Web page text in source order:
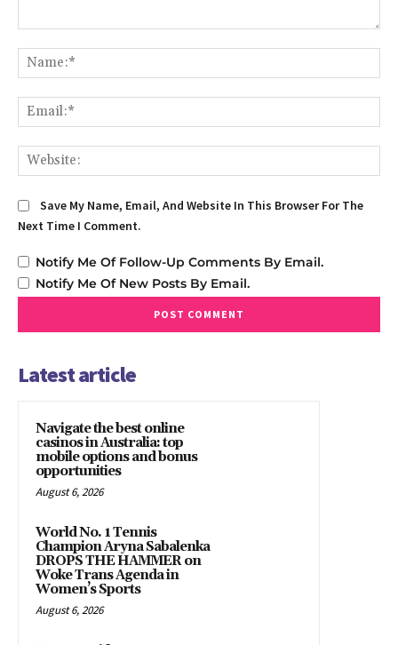
Save My Name, Email, And Website In This Browser For The
Next Time I Comment.
Notify Me Of Follow-Up Comments By Email.
Notify Me Of New Posts By Email.
Latest article
Navigate the best online
casinos in Australia: top
mobile options and bonus
opportunities
August 6, 2026
World No. 1 Tennis
Champion Aryna Sabalenka
DROPS THE HAMMER on
Woke Trans Agenda in
Women’s Sports
August 6, 2026